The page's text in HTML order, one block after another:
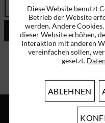
Ich habe die
Diese Website benutzt
Betrieb der Website
werden. Andere
dieser Website erhöhen,
Interaktion mit anderen
vereinfachen sollen,
gesetzt.
ABLEHNEN